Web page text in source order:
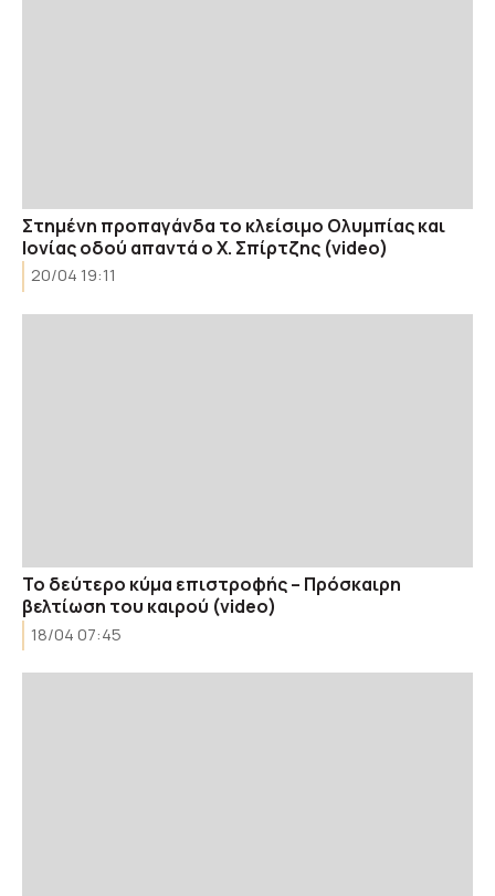
Στημένη προπαγάνδα το κλείσιμο Ολυμπίας και
Ιονίας οδού απαντά ο Χ. Σπίρτζης (video)
20/04 19:11
Το δεύτερο κύμα επιστροφής – Πρόσκαιρη
βελτίωση του καιρού (video)
18/04 07:45